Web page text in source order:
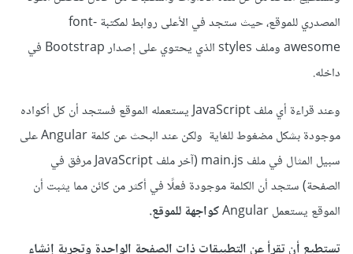
المصدري للموقع، حيث ستجد في الأعلى روابط لمكتبة font-
awesome وملف styles الذي يحتوي على إصدار Bootstrap في
داخله.
وعند قراءة أي ملف JavaScript يستعمله الموقع فستجد أن كل أكواده
موجودة بشكل مضغوط للغاية ولكن عند البحث عن كلمة Angular على
سبيل المثال في ملف main.js (آخر ملف JavaScript مرفق في
الصفحة) ستجد أن الكلمة موجودة فعلًا في أكثر من كائن مما يثبت أن
الموقع يستعمل Angular
كواجهة للموقع.